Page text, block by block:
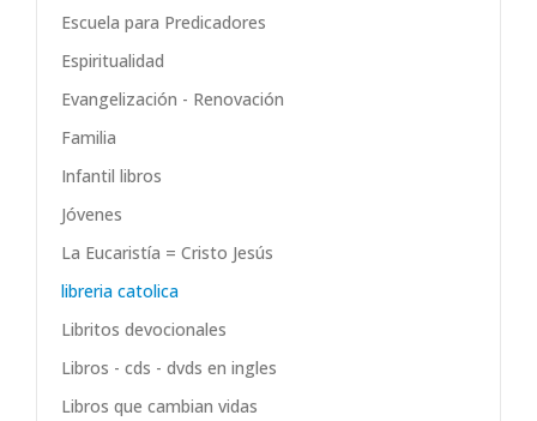
Escuela para Predicadores
Espiritualidad
Evangelización - Renovación
Familia
Infantil libros
Jóvenes
La Eucaristía = Cristo Jesús
libreria catolica
Libritos devocionales
Libros - cds - dvds en ingles
Libros que cambian vidas